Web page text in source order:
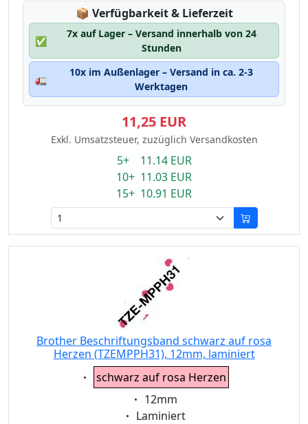
📦 Lagerstatus:
Verfügbarkeit & Lieferzeit
✅
7x auf Lager – Versand innerhalb von 24
Stunden
🚛
10x im Außenlager – Versand in ca. 2-3
Werktagen
11,25 EUR
Exkl. Umsatzsteuer, zuzüglich Versandkosten
5+ 11.14 EUR
10+ 11.03 EUR
15+ 10.91 EUR
Brother Beschriftungsband schwarz auf rosa
Herzen (TZEMPPH31), 12mm, laminiert
Eigenschaft:
schwarz auf rosa Herzen
Eigenschaft:
12mm
Eigenschaft:
Laminiert